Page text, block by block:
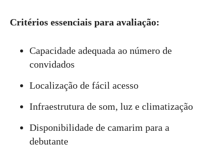
Critérios essenciais para avaliação:
Capacidade adequada ao número de
convidados
Localização de fácil acesso
Infraestrutura de som, luz e climatização
Disponibilidade de camarim para a
debutante